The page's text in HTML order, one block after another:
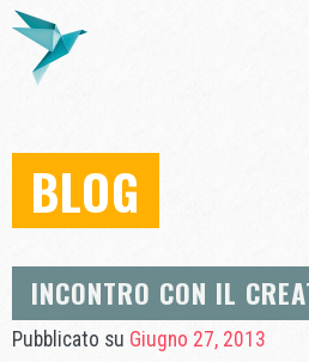
BLOG
Pubblicato su Giugno 27, 2013